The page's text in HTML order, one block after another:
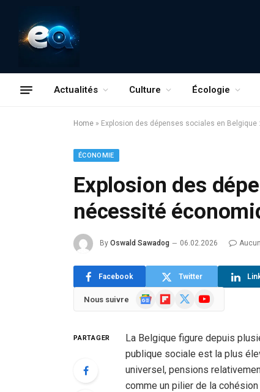
Actualités Culture Écologie
Home » Explosion des dépenses sociales en
ÉCONOMIE
Explosion des
nécessité
By Oswald Sawadog 06.02.2026
Facebook Twitter
Nous suivre
GoogleFlipboard YouTube
PARTAGER
La Belgique figure depuis
publique sociale est la plus
universel, pensions
comme un pilier de la